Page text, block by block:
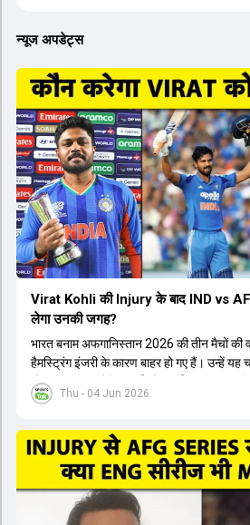
न्यूज अपडेट्स
Thu - 04 Jun 2026
Virat Kohli की Injury के बाद IND vs
लेगा उनकी जगह?
भारत बनाम अफगानिस्तान 2026 की तीन मैचों की
हैमस्ट्रिंग इंजरी के कारण बाहर हो गए हैं। उन्हें
दौरान लगी थी। रोहित शर्मा और हार्दिक पांड्या
इसलिए नंबर तीन पर कोहली की जगह एक मजबूत
रुतुराज गायकवाड़ 58.8 की लिस्ट ए औसत के
सैमसन भी बड़े दावेदार हैं, जिनका वनडे क्रिकेट में
यशस्वी जायसवाल को भी मौका मिल सकता है,
विचार करना होगा। इसके अलावा 82 से ज्यादा की
पडिक्कल भी एक शानदार विकल्प हो सकते हैं।